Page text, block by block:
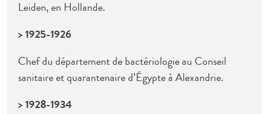
Leiden, en Hollande.
> 1925-1926
Chef du département de bactériologie au Conseil
sanitaire et quarantenaire d’Égypte à Alexandrie.
> 1928-1934